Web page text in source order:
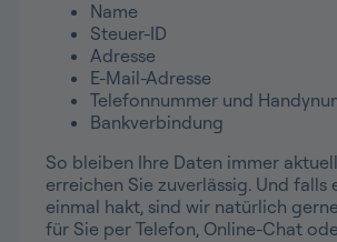
Name
Steuer-ID
Adresse
E-Mail-Adresse
Telefonnummer und
Bankverbindung
So bleiben Ihre Daten immer
erreichen Sie zuverlässig. Und falls
einmal hakt, sind wir natürlich
für Sie per Telefon, Online-Chat